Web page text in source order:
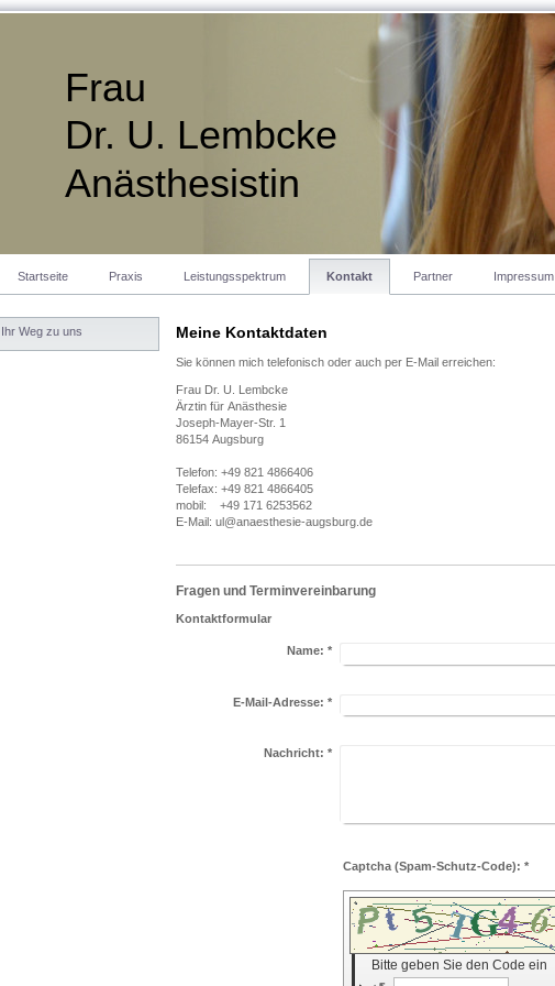
Frau
Dr. U. Lembcke
Anästhesistin
Startseite Praxis Leistungsspektrum Kontakt Partner Impressum
Ihr Weg zu uns Meine Kontaktdaten
Sie können mich telefonisch oder auch per E-Mail erreichen:
Frau Dr. U. Lembcke
Ärztin für Anästhesie
Joseph-Mayer-Str. 1
86154 Augsburg
Telefon: +49 821 4866406
Telefax: +49 821 4866405
mobil: +49 171 6253562
E-Mail: ul@anaesthesie-augsburg.de
Fragen und Terminvereinbarung
Kontaktformular
Name: *
E-Mail-Adresse: *
Nachricht: *
Captcha (Spam-Schutz-Code): *
Bitte geben Sie den Code ein